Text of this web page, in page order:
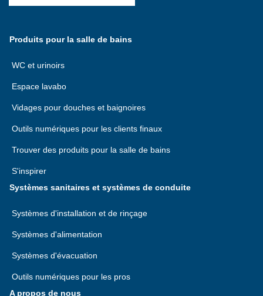
Produits pour la salle de bains
WC et urinoirs
Espace lavabo
Vidages pour douches et baignoires
Outils numériques pour les clients finaux
Trouver des produits pour la salle de bains
S'inspirer
Systèmes sanitaires et systèmes de conduite
Systèmes d'installation et de rinçage
Systèmes d'alimentation
Systèmes d'évacuation
Outils numériques pour les pros
A propos de nous